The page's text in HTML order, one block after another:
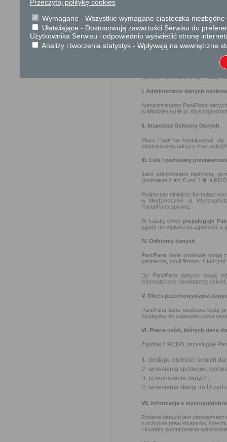
Ochrona danych osobowych
OGÓLNA KLAUZULA
Zgodnie z art. 13 ust. 1−2
z 27.04.2016 r. w sprawie
i w sprawie swobodnego
(Dz.Urz. UE L 119, s. 1) – dalej
I. Administrator danych
Administratorem Pani/Pana
w Młodzieszynie ul.
II. Inspektor Ochrony Danych
Może Pani/Pan kontaktować
elektronicznej adres e-mail:
III. Cele i podstawy
Jako administrator będziemy
(podstawa z art. 6 ust. 1 lit. a
Podpisując niniejszy formularz
w Młodzieszynie, ul.
Panią/Pana sprawą.
W każdej chwili przysługuje
zgody nie wpływa na zgodność z
IV. Odbiorcy danych
Pani/Pana dane osobowe mogą
partnerom, czyli firmom, z którymi
Do Pani/Pana danych mogą
informatyczne, likwidatorzy
V. Okres przechowywania
Pani/Pana dane osobowe będą
niezbędny do zabezpieczenia
VI. Prawa osób, których dane
Zgodnie z RODO, przysługuje
dostępu do treści swoich
wniesienia sprzeciwu
przenoszenia danych,
wniesienia skargi do
VII. Informacja o wymogu/
Podanie danych jest
o ochronie praw lokatorów,
r Kodeks postepowania
Przeczytaj politykę cookies
Wymagane - Wszystkie wymagane ciasteczka
Ułatwiające - Dostosowują zawartości Serwisu do
Użytkownika Serwisu i odpowiednio wyświetlić stronę
Analizy i tworzenia statystyk - Wpływają na wewnętrzne